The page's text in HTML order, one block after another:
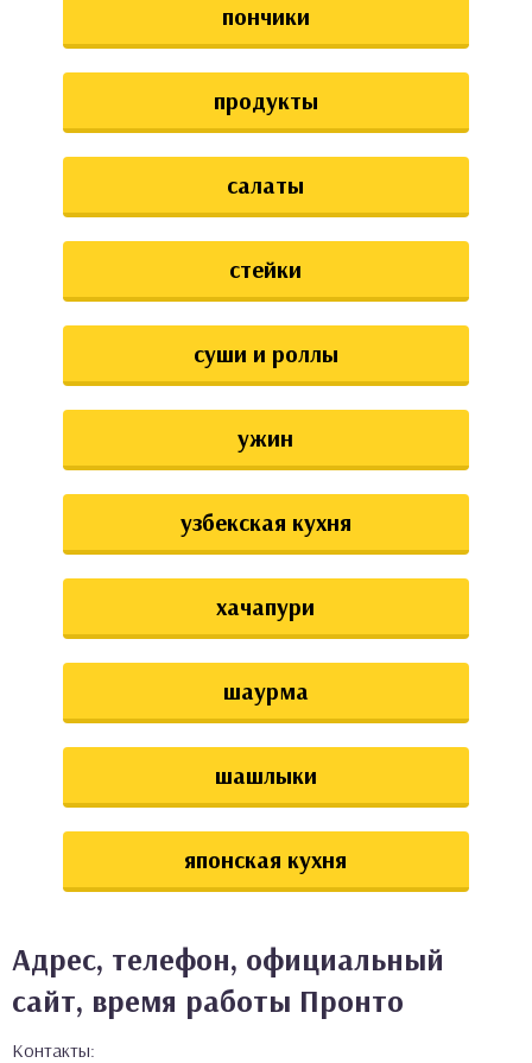
пончики
продукты
салаты
стейки
суши и роллы
ужин
узбекская кухня
хачапури
шаурма
шашлыки
японская кухня
Адрес, телефон, официальный
сайт, время работы Пронто
Контакты: